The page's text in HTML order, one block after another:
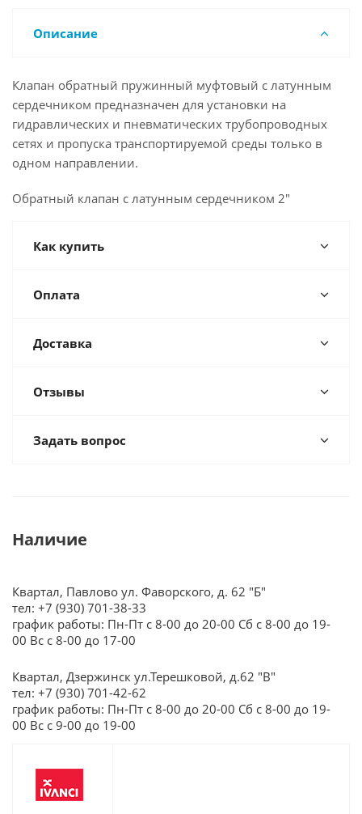
Описание
Клапан обратный пружинный муфтовый с латунным
сердечником предназначен для установки на
гидравлических и пневматических трубопроводных
сетях и пропуска транспортируемой среды только в
одном направлении.
Обратный клапан с латунным сердечником 2"
Как купить
Оплата
Доставка
Отзывы
Задать вопрос
Наличие
Квартал, Павлово ул. Фаворского, д. 62 "Б"
тел: +7 (930) 701-38-33
график работы: Пн-Пт с 8-00 до 20-00 Сб с 8-00 до 19-
00 Вс с 8-00 до 17-00
Квартал, Дзержинск ул.Терешковой, д.62 "В"
тел: +7 (930) 701-42-62
график работы: Пн-Пт с 8-00 до 20-00 Сб с 8-00 до 19-
00 Вс с 9-00 до 19-00